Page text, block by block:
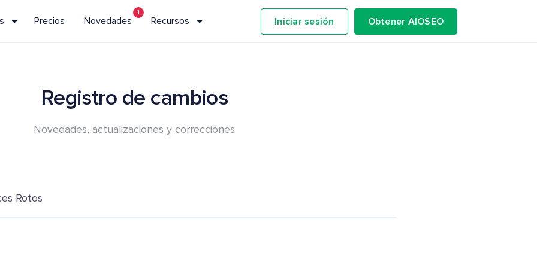
Precios Novedades
1
Recursos Iniciar sesión Obtener AIOSEO
Registro de cambios
Novedades, actualizaciones y correcciones
Rotos